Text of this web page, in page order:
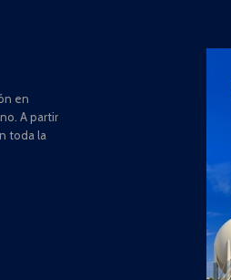
en
A partir
toda la